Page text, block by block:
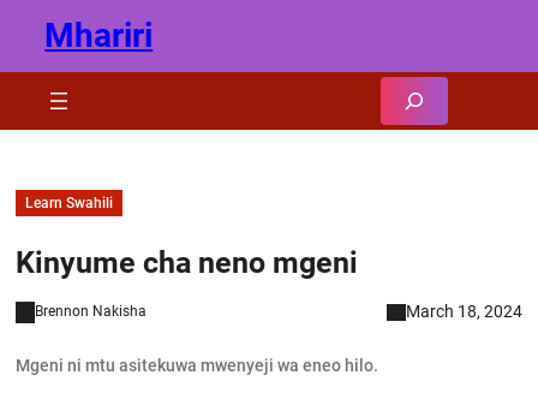
content
Mhariri
Learn Swahili
Kinyume cha neno mgeni
Brennon Nakisha March 18, 2024
Mgeni ni mtu asitekuwa mwenyeji wa eneo hilo.